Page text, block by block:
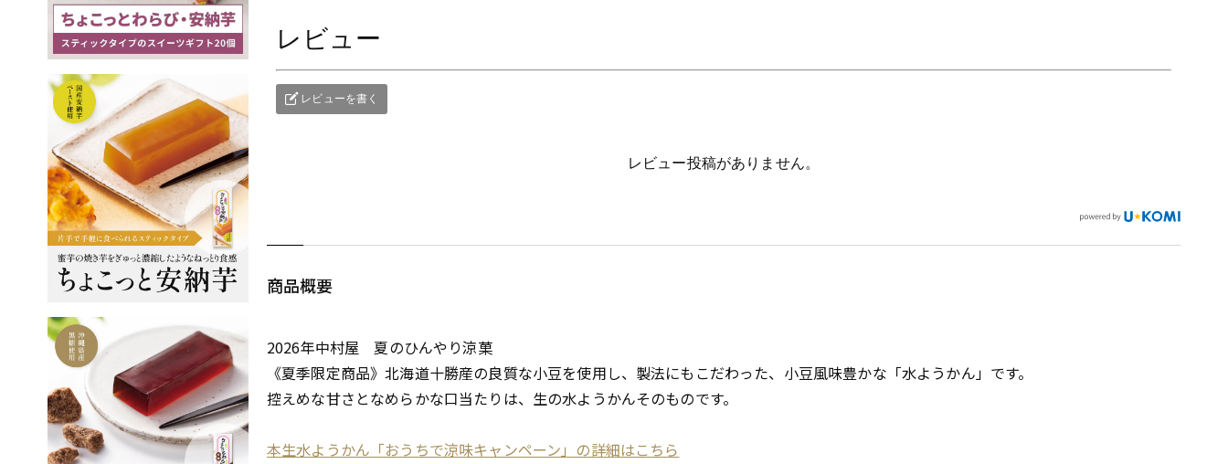
レビュー
レビューを書く
レビュー投稿がありません。
商品概要
2026年中村屋 夏のひんやり涼菓
《夏季限定商品》北海道十勝産の良質な小豆を使用し、製法にもこだわった、小豆風味豊かな「水ようかん」です。
控えめな甘さとなめらかな口当たりは、生の水ようかんそのものです。
本生水ようかん「おうちで涼味キャンペーン」の詳細はこちら